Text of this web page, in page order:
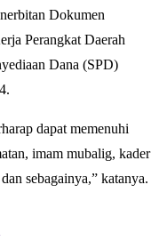
Dokumen
Perangkat Daerah
Dana (SPD)
dapat memenuhi
imam mubalig, kader
sebagainya,” katanya.